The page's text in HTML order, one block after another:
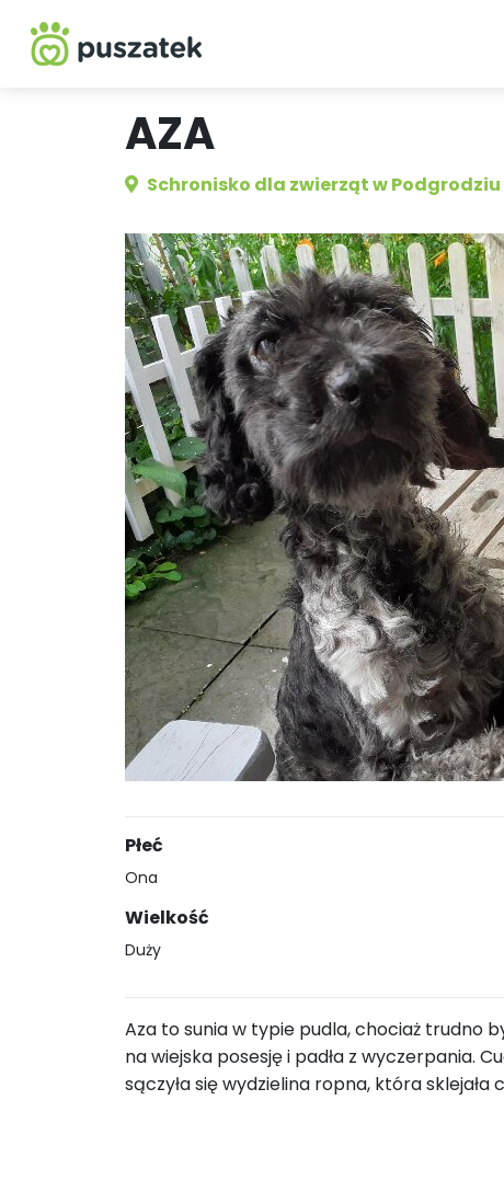
AZA
Schronisko dla zwierząt w Podgrodziu
Płeć
Ona
Wielkość
Duży
Aza to sunia w typie pudla, chociaż trudno
na wiejska posesję i padła z wyczerpania.
sączyła się wydzielina ropna, która sklejała